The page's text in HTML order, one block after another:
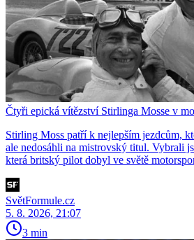
Čtyři epická vítězství Stirlinga Mosse v
Stirling Moss patří k nejlepším jezdcům,
ale nedosáhli na mistrovský titul. Vybrali
která britský pilot dobyl ve světě
SvětFormule.cz
5. 8. 2026, 21:07
3 min